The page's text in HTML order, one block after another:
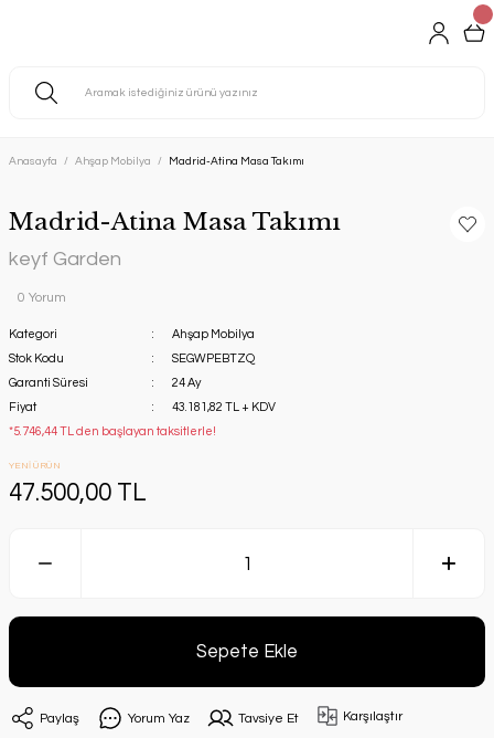
Anasayfa Ahşap Mobilya Madrid-Atina Masa Takımı
Madrid-Atina Masa Takımı
keyf Garden
0 Yorum
Kategori
Ahşap Mobilya
Stok Kodu
SEGWPEBTZQ
Garanti Süresi
24 Ay
Fiyat
43.181,82 TL + KDV
*5.746,44 TL den başlayan taksitlerle!
YENİ ÜRÜN
47.500,00 TL
Sepete Ekle
Paylaş Yorum Yaz Tavsiye Et Karşılaştır